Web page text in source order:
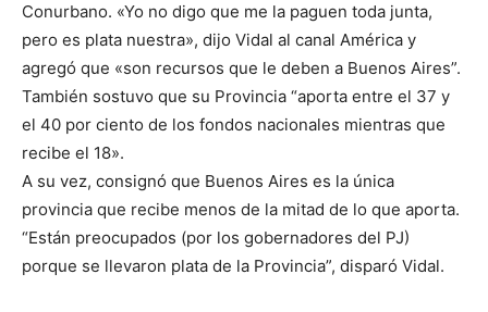
Conurbano. «Yo no digo que me la paguen toda junta,
pero es plata nuestra», dijo Vidal al canal América y
agregó que «son recursos que le deben a Buenos Aires”.
También sostuvo que su Provincia “aporta entre el 37 y
el 40 por ciento de los fondos nacionales mientras que
recibe el 18».
A su vez, consignó que Buenos Aires es la única
provincia que recibe menos de la mitad de lo que aporta.
“Están preocupados (por los gobernadores del PJ)
porque se llevaron plata de la Provincia”, disparó Vidal.